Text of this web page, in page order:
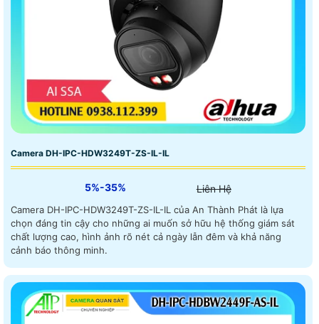
Camera DH-IPC-HDW3249T-ZS-IL-IL
5%-35% Liên Hệ
Camera DH-IPC-HDW3249T-ZS-IL-IL của An Thành Phát là lựa
chọn đáng tin cậy cho những ai muốn sở hữu hệ thống giám sát
chất lượng cao, hình ảnh rõ nét cả ngày lẫn đêm và khả năng
cảnh báo thông minh.